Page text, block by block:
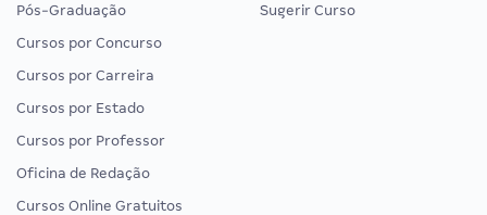
Pós-Graduação
Cursos por Concurso
Cursos por Carreira
Cursos por Estado
Cursos por Professor
Oficina de Redação
Cursos Online Gratuitos
Sugerir Curso